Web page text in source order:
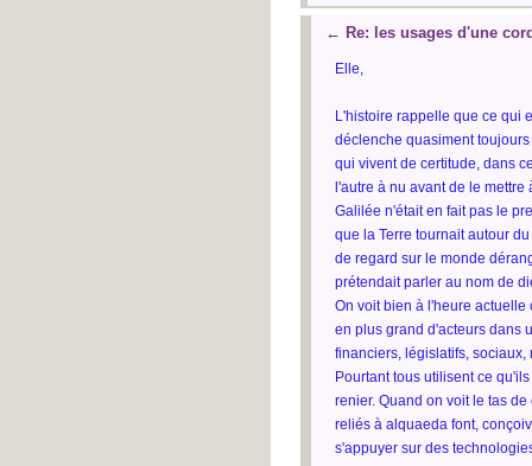
← Re: les usages d'une
Elle,
L'histoire rappelle que ce qui
déclenche quasiment
qui vivent de certitude, dans
l'autre à nu avant de le mettre
Galilée n'était en fait pas le
que la Terre tournait autour
de regard sur le monde
prétendait parler au nom de
On voit bien à l'heure
en plus grand d'acteurs dans
financiers, législatifs, sociaux,
Pourtant tous utilisent ce
renier. Quand on voit le tas
reliés à alquaeda font,
s'appuyer sur des